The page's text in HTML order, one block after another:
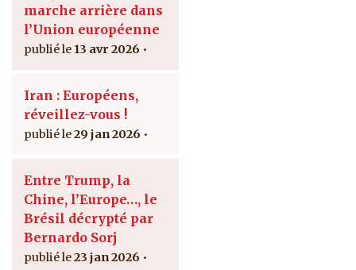
marche arrière dans
l’Union européenne
13 avr 2026
Iran : Européens,
réveillez-vous !
29 jan 2026
Entre Trump, la
Chine, l’Europe…, le
Brésil décrypté par
Bernardo Sorj
23 jan 2026